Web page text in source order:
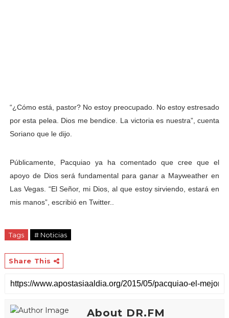
“¿Cómo está, pastor? No estoy preocupado. No estoy estresado
por esta pelea. Dios me bendice. La victoria es nuestra”, cuenta
Soriano que le dijo.
Públicamente, Pacquiao ya ha comentado que cree que el
apoyo de Dios será fundamental para ganar a Mayweather en
Las Vegas. “El Señor, mi Dios, al que estoy sirviendo, estará en
mis manos”, escribió en Twitter.
Tags # Noticias
Share This
About DR.FM